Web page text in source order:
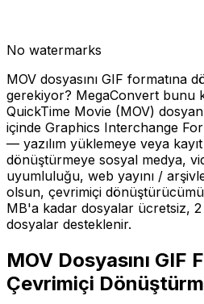
No watermarks
MOV dosyasını GIF formatına
gerekiyor? MegaConvert bunu
QuickTime Movie (MOV)
içinde Graphics Interchange
— yazılım yüklemeye veya
dönüştürmeye sosyal medya,
uyumluluğu, web yayını /
olsun, çevrimiçi
MB'a kadar dosyalar ücretsiz,
dosyalar desteklenir.
MOV Dosyasını GIF
Çevrimiçi